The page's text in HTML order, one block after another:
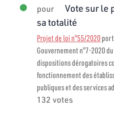
pour
Vote sur le
sa totalité
Projet de loi n°55/2020
Gouvernement n°7-2020
dispositions dérogatoires
fonctionnement des
publiques et des services
132 votes